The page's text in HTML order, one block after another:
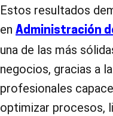
Estos resultados
en Administración
una de las más
negocios, gracias a
profesionales
optimizar procesos,